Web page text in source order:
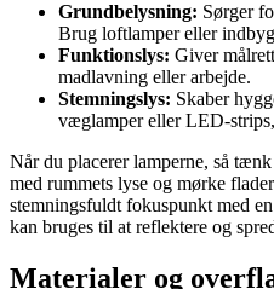
Grundbelysning: Sørger
Brug loftlamper eller
Funktionslys: Giver
madlavning eller arbejde.
Stemningslys: Skaber
væglamper eller LED-
Når du placerer lamperne, så
med rummets lyse og mørke
stemningsfuldt fokuspunkt med
kan bruges til at reflektere og
Materialer og